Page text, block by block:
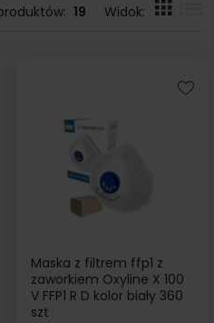
19 Widok:
Maska z filtrem ffp1 z
zaworkiem Oxyline X 100
V FFP1 R D kolor biały 360
szt